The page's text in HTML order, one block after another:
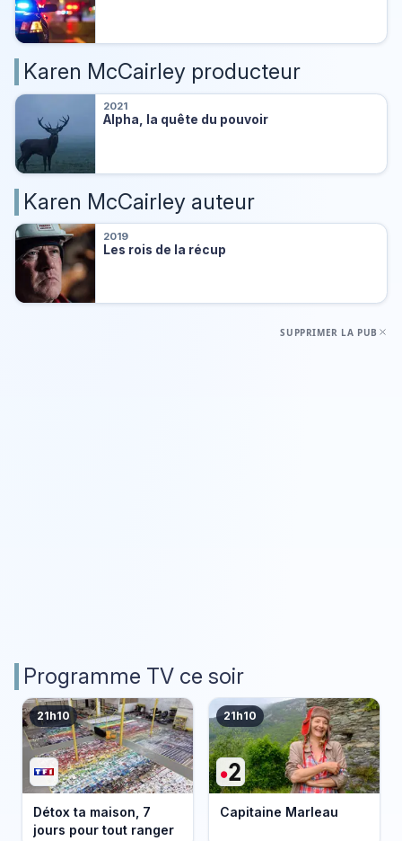
Karen McCairley producteur
2021
Alpha, la quête du pouvoir
Karen McCairley auteur
2019
Les rois de la récup
SUPPRIMER LA PUB
Programme TV ce soir
21h10
Détox ta maison, 7
jours pour tout ranger
21h10
Capitaine Marleau